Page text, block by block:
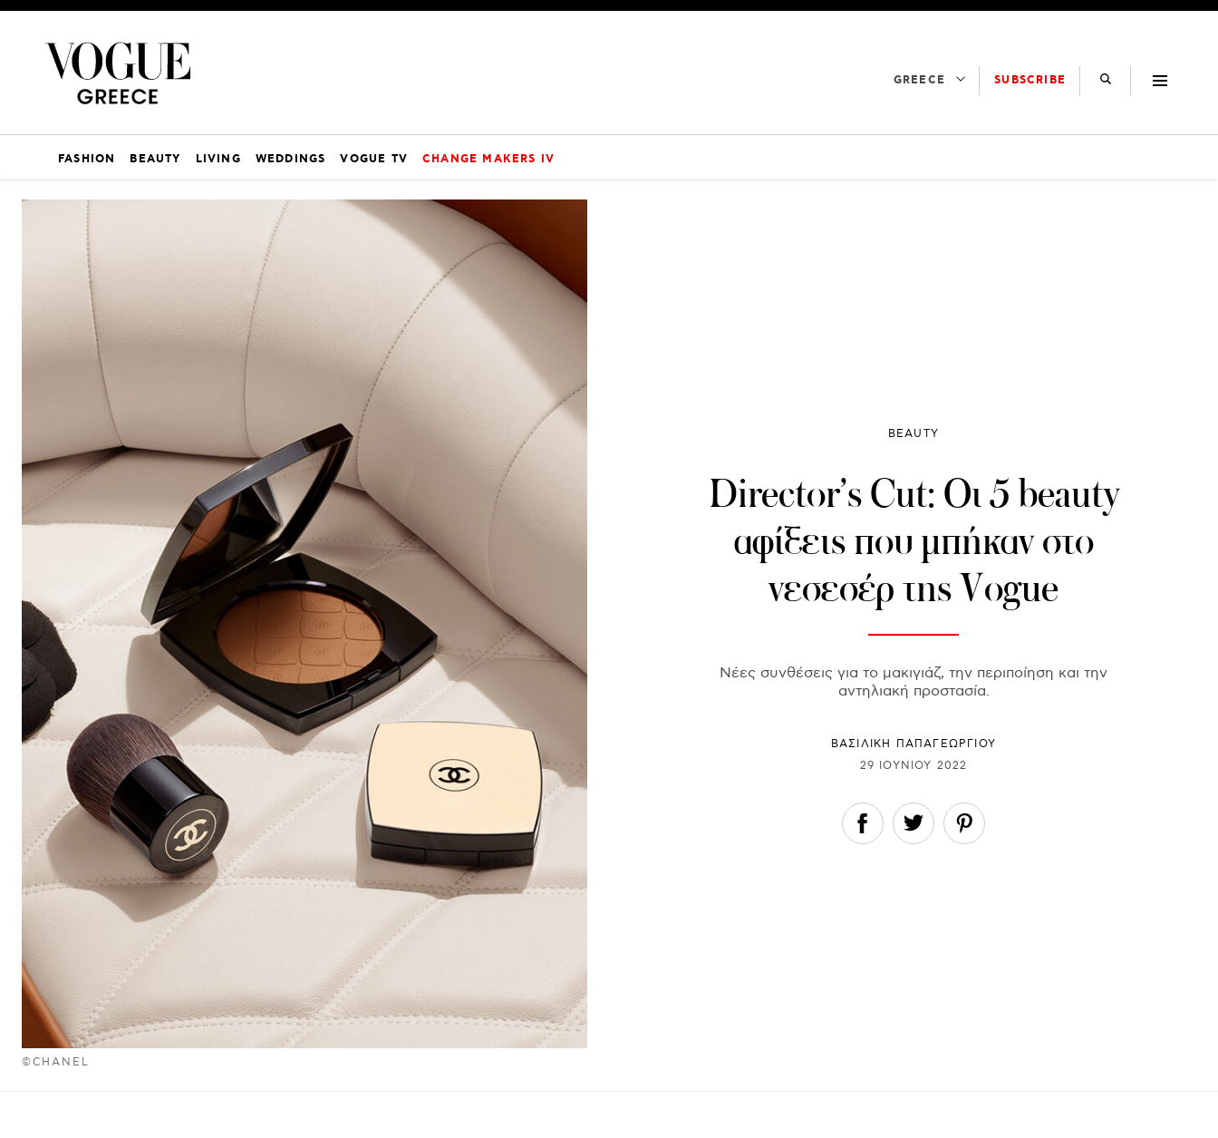
GREECE SUBSCRIBE
FASHION BEAUTY LIVING WEDDINGS VOGUE TV CHANGE MAKERS IV
©CHANEL
BEAUTY
Director’s Cut: Οι 5 beauty
αφίξεις που μπήκαν στο
νεσεσέρ της Vogue
Νέες συνθέσεις για το μακιγιάζ, την περιποίηση και την
αντηλιακή προστασία.
ΒΑΣΙΛΙΚΗ ΠΑΠΑΓΕΩΡΓΙΟΥ
29 ΙΟΥΝΊΟΥ 2022